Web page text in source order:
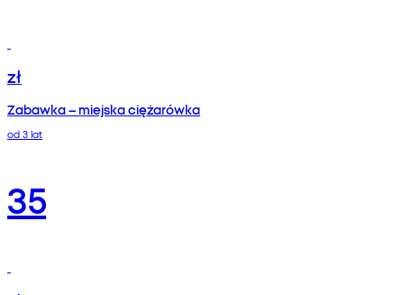
zł
Zabawka – miejska ciężarówka
od 3 lat
35